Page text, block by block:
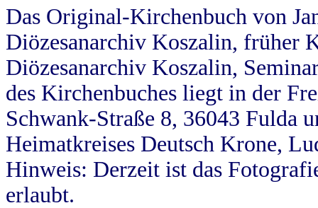
Das Original-Kirchenbuch von
Diözesanarchiv Koszalin, früher
Diözesanarchiv Koszalin,
des Kirchenbuches liegt in der
Schwank-Straße 8, 36043 Fulda
Heimatkreises Deutsch Krone,
Hinweis: Derzeit ist das
erlaubt.